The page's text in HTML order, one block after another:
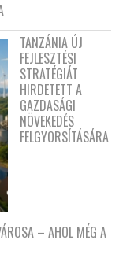
TANZÁNIA ÚJ
FEJLESZTÉSI
STRATÉGIÁT
HIRDETETT A
GAZDASÁGI
NÖVEKEDÉS
FELGYORSÍTÁSÁRA
– AHOL MÉG A